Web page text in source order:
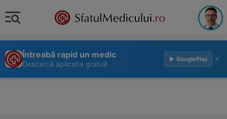
Întreabă rapid un medic
Descarcă aplicația gratuit
▶ GooglePlay ×